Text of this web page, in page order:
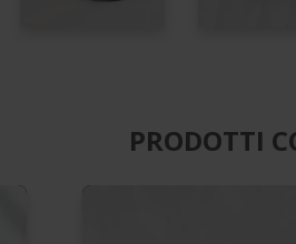
PRODOTTI